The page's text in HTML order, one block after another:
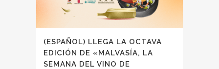
(ESPAÑOL) LLEGA LA OCTAVA
EDICIÓN DE «MALVASÍA, LA
SEMANA DEL VINO DE